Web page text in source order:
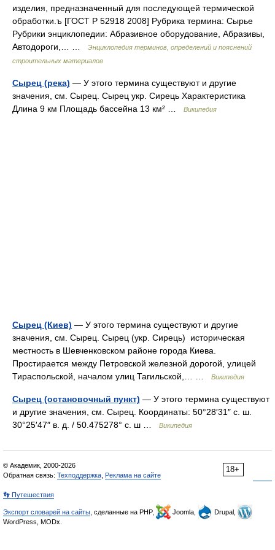
изделия, предназначенный для последующей термической
обработки.ъ [ГОСТ Р 52918 2008] Рубрика термина: Сырье
Рубрики энциклопедии: Абразивное оборудование, Абразивы,
Автодороги,… …
Энциклопедия терминов, определений и пояснений
строительных материалов
Сырец (река) — У этого термина существуют и другие
значения, см. Сырец. Сырец укр. Сирець Характеристика
Длина 9 км Площадь бассейна 13 км² …
Википедия
Сырец (Киев) — У этого термина существуют и другие
значения, см. Сырец. Сырец (укр. Сирець) историческая
местность в Шевченковском районе города Киева.
Простирается между Петровской железной дорогой, улицей
Тираспольской, началом улиц Тагильской,… …
Википедия
Сырец (остановочный пункт) — У этого термина существуют
и другие значения, см. Сырец. Координаты: 50°28′31″ с. ш.
30°25′47″ в. д. / 50.475278° с. ш …
Википедия
18+
© Академик, 2000-2026
Обратная связь: Техподдержка Реклама на сайте
👣 Путешествия
Экспорт словарей на сайты , сделанные на PHP, Joomla,
Drupal,
WordPress, MODx.